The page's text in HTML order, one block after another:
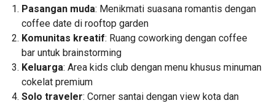
Pasangan muda: Menikmati suasana romantis dengan
coffee date di rooftop garden
Komunitas kreatif: Ruang coworking dengan coffee
bar untuk brainstorming
Keluarga: Area kids club dengan menu khusus minuman
cokelat premium
Solo traveler: Corner santai dengan view kota dan